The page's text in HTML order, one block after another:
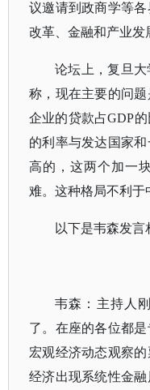
议邀请到政商学等
改革、金融和产业发
论坛上，复旦
称，现在主要的问
企业的贷款占GDP
的利率与发达国家
高的，这两个加一
难。这种格局不利于
以下是韦森发言
韦森：主持人
了。在座的各位都
宏观经济动态观察
经济出现系统性金